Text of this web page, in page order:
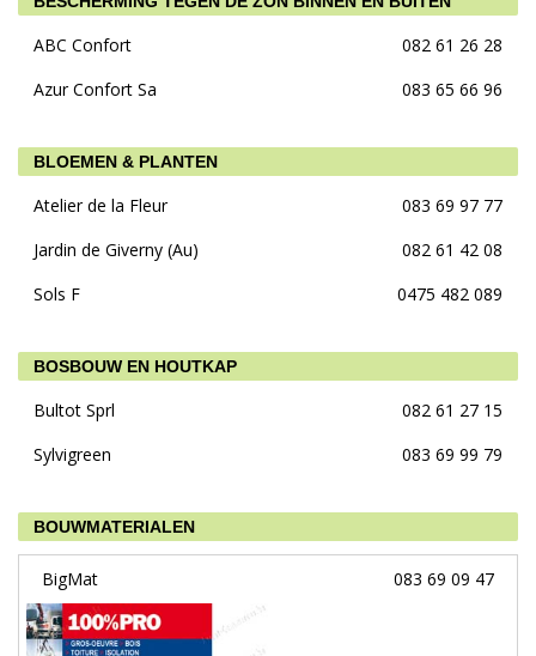
ABC Confort
082 61 26 28
Azur Confort Sa
083 65 66 96
BLOEMEN & PLANTEN
Atelier de la Fleur
083 69 97 77
Jardin de Giverny (Au)
082 61 42 08
Sols F
0475 482 089
BOSBOUW EN HOUTKAP
Bultot Sprl
082 61 27 15
Sylvigreen
083 69 99 79
BOUWMATERIALEN
BigMat 083 69 09 47